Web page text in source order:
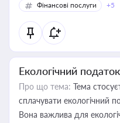
Фінансові послуги
+5
Екологічний податок
Про що тема: Тема
сплачувати екологічний
Вона важлива для